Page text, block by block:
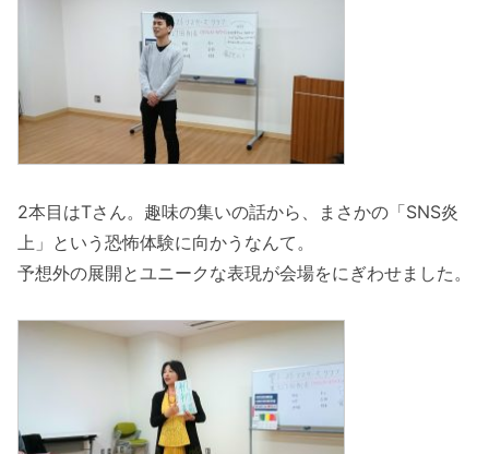
2本目はTさん。趣味の集いの話から、まさかの「SNS炎
上」という恐怖体験に向かうなんて。
予想外の展開とユニークな表現が会場をにぎわせました。